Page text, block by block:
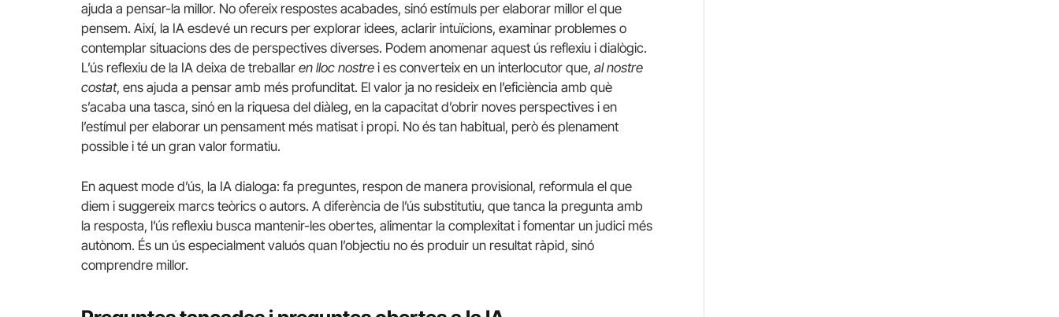
ajuda a pensar-la millor. No ofereix respostes acabades, sinó estímuls per elaborar millor el que
pensem. Així, la IA esdevé un recurs per explorar idees, aclarir intuïcions, examinar problemes o
contemplar situacions des de perspectives diverses. Podem anomenar aquest ús reflexiu i dialògic.
L’ús reflexiu de la IA deixa de treballar en lloc nostre i es converteix en un interlocutor que, al nostre
costat, ens ajuda a pensar amb més profunditat. El valor ja no resideix en l’eficiència amb què
s’acaba una tasca, sinó en la riquesa del diàleg, en la capacitat d’obrir noves perspectives i en
l’estímul per elaborar un pensament més matisat i propi. No és tan habitual, però és plenament
possible i té un gran valor formatiu.
En aquest mode d’ús, la IA dialoga: fa preguntes, respon de manera provisional, reformula el que
diem i suggereix marcs teòrics o autors. A diferència de l’ús substitutiu, que tanca la pregunta amb
la resposta, l’ús reflexiu busca mantenir-les obertes, alimentar la complexitat i fomentar un judici més
autònom. És un ús especialment valuós quan l’objectiu no és produir un resultat ràpid, sinó
comprendre millor.